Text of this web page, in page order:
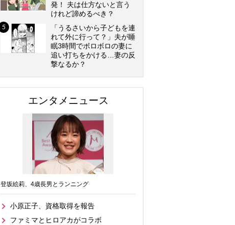
発！ 夫は仕方ないと言う
けれど諦めるべき？
「うるさいから子どもを連
れて外に行って？」夫が睡
眠3時間でボロボロの妻に
追い打ちをかける…妻の反
撃なるか？
エンタメニュース
登坂絵莉、4歳長男とランニング
小原正子、資格取得を報告
ファミマとヒロアカがコラボ